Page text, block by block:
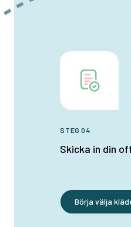
STEG 04
Skicka in din
Börja välja